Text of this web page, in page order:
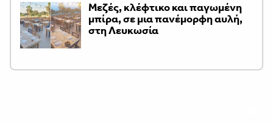
Μεζές, κλέφτικο και παγωμένη
μπίρα, σε μια πανέμορφη αυλή,
στη Λευκωσία